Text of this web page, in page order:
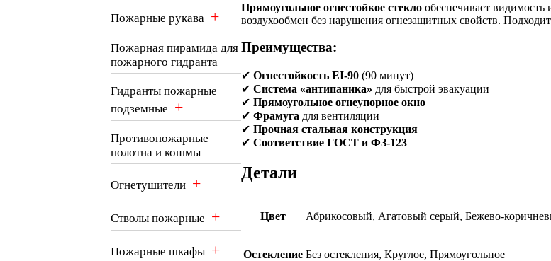
Пожарные рукава +
Пожарная пирамида для
пожарного гидранта
Гидранты пожарные
подземные +
Противопожарные
полотна и кошмы
Огнетушители +
Стволы пожарные +
Пожарные шкафы +
Прямоугольное огнестойкое стеклообеспечивает видимость
воздухообмен без нарушения огнезащитных свойств.
Преимущества:
✔ Огнестойкость EI-90(90 минут)
✔ Система «антипаника» для быстрой эвакуации
✔ Прямоугольное огнеупорное окно
✔ Фрамуга для вентиляции
✔ Прочная стальная конструкция
✔ Соответствие ГОСТ и ФЗ-123
Детали
Цвет Абрикосовый, Агатовый серый, Бежево-
Остекление Без остекления, Круглое, Прямоугольное